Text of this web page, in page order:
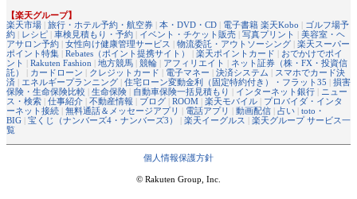
【楽天グループ】
楽天市場 | 旅行・ホテル予約・航空券 | 本・DVD・CD | 電子書籍 楽天Kobo | ゴルフ場予
約 | レシピ | 車検見積もり・予約 | イベント・チケット販売 | 写真プリント | 美容室・ヘ
アサロン予約 | 女性向け健康管理サービス | 物流委託・アウトソーシング | 楽天スーパー
ポイント特集 | Rebates（ポイント提携サイト） | 楽天ポイントカード | おでかけでポイ
ント | Rakuten Fashion | 地方競馬 | 競輪 | アフィリエイト | ネット証券（株・FX・投資信
託）
| カードローン | クレジットカード | 電子マネー | 決済システム | スマホでカード決
済 | エネルギープランニング | 住宅ローン変動金利（固定特約付き）・フラット35 | 損害
保険・生命保険比較 | 生命保険 | 自動車保険一括見積もり | インターネット銀行 | ニュー
ス・検索 | 仕事紹介 | 不動産情報 | ブログ | ROOM | 楽天モバイル | プロバイダ・インタ
ーネット接続 | 無料通話＆メッセージアプリ | 電話アプリ | 動画配信 | 占い | toto・
BIG | 宝くじ（ナンバーズ4・ナンバーズ3） | 楽天イーグルス | 楽天グループ サービス一
覧
個人情報保護方針
© Rakuten Group, Inc.